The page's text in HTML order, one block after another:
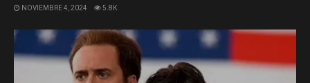
NOVIEMBRE 4, 2024 5.8K